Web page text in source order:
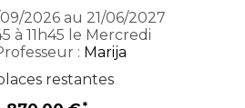
2026 au 21/06/2027
à 11h45 le Mercredi
: Marija
restantes